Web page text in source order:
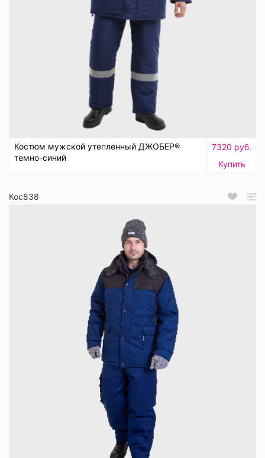
Костюм мужской утепленный ДЖОБЕР®
темно-синий
7320 руб.
Купить
Кос838